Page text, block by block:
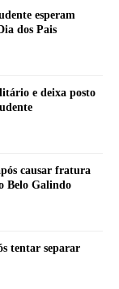
esperam
dos Pais
e deixa posto
causar fratura
Belo Galindo
tentar separar